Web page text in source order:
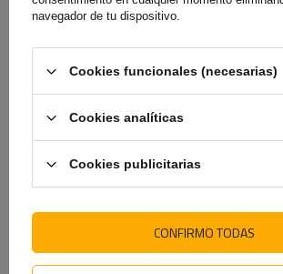
Calzo de rueda TULPLAST h:
4,39 €
Cinta
t de color
navegador de tu dispositivo.
Cookies funcionales (necesarias)
Cookies analíticas
Cookies publicitarias
CONFIRMO TODAS